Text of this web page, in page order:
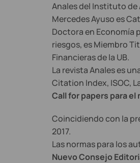
Anales del Instituto de
Mercedes Ayuso es
Doctora en Economía
riesgos, es Miembro
Financieras de la UB.
La revista Anales es
Citation Index, ISOC,
Call for papers para el
Coincidiendo con la
2017.
Las normas para los
Nuevo Consejo